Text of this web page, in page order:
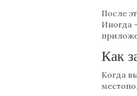
После
Иногда
Как
Когда